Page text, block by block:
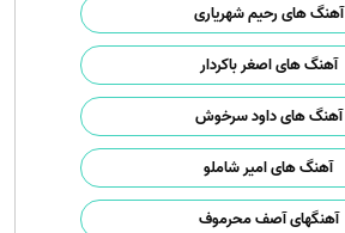
آهنگ های رحیم شهریاری
آهنگ های اصغر باکردار
آهنگ های داود سرخوش
آهنگ های امیر شاملو
آهنگهای آصف محرموف